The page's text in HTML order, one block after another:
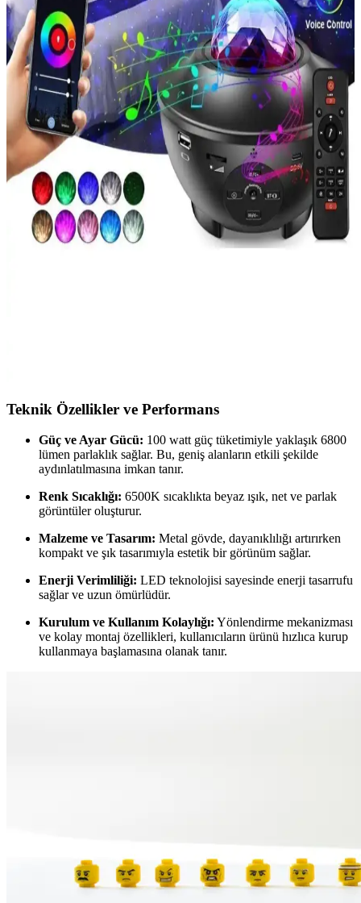
Watton WT-329, 30W LED güç ve dayanıklılık sunan, çok modlu,
şarjlı ve suya dayanıklı outdoor projektör ve fener. Geniş alanları
aydınlatır, zorlu hava koşullarına karşı koruma sağlar.
Gold Police GP-650 Şarj Edilebilir El Projektörü:
Yüksek Performans ve Taşınabilirlik
Gold Police GP-650, hafif ve dayanıklı tasarımıyla uzun pil ömrü ve
enerji tasarrufu sağlayan şarj edilebilir el projektörüdür. Çok yönlü
kullanım ve kolay taşınabilirlik sunar.
Gold Police GP-650 Şarj Edilebilir El Projektörü:
Çok Yönlü ve Taşınabilir Aydınlatma Çözümü
Gold Police GP-650, yüksek parlaklık, uzun pil ömrü ve çok yönlü
kullanım özellikleriyle öne çıkan taşınabilir şarj edilebilir el
Teknik Özellikler ve Performans
Güç ve Ayar Gücü: 100 watt güç tüketimiyle yaklaşık 6800
lümen parlaklık sağlar. Bu, geniş alanların etkili şekilde
aydınlatılmasına imkan tanır.
Renk Sıcaklığı: 6500K sıcaklıkta beyaz ışık, net ve parlak
görüntüler oluşturur.
Malzeme ve Tasarım: Metal gövde, dayanıklılığı artırırken
kompakt ve şık tasarımıyla estetik bir görünüm sağlar.
Enerji Verimliliği: LED teknolojisi sayesinde enerji tasarrufu
sağlar ve uzun ömürlüdür.
Kurulum ve Kullanım Kolaylığı: Yönlendirme mekanizması
ve kolay montaj özellikleri, kullanıcıların ürünü hızlıca kurup
kullanmaya başlamasına olanak tanır.